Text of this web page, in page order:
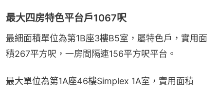
最大四房特色平台戶1067呎
最細面積單位為第1B座3樓B5室，屬特色戶，實用面
積267平方呎，一房間隔連156平方呎平台。
最大單位為第1A座46樓Simplex 1A室，實用面積